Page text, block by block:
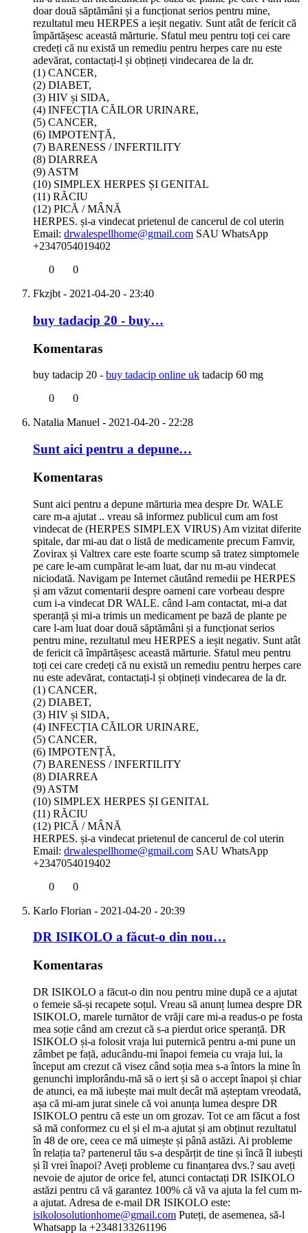
doar două săptămâni și a funcționat serios pentru mine,
rezultatul meu HERPES a ieșit negativ. Sunt atât de fericit că
împărtășesc această mărturie. Sfatul meu pentru toți cei care
credeți că nu există un remediu pentru herpes care nu este
adevărat, contactați-l și obțineți vindecarea de la dr.
(1) CANCER,
(2) DIABET,
(3) HIV și SIDA,
(4) INFECȚIA CĂILOR URINARE,
(5) CANCER,
(6) IMPOTENȚĂ,
(7) BARENESS / INFERTILITY
(8) DIARREA
(9) ASTM
(10) SIMPLEX HERPES ȘI GENITAL
(11) RĂCIU
(12) PICĂ / MÂNĂ
HERPES. și-a vindecat prietenul de cancerul de col uterin
Email: drwalespellhome@gmail.com SAU WhatsApp
+2347054019402
0
0
Fkzjbt - 2021-04-20 - 23:40
buy tadacip 20 - buy…
Komentaras
buy tadacip 20 - buy tadacip online uk tadacip 60 mg
0
0
Natalia Manuel - 2021-04-20 - 22:28
Sunt aici pentru a depune…
Komentaras
Sunt aici pentru a depune mărturia mea despre Dr. WALE
care m-a ajutat .. vreau să informez publicul cum am fost
vindecat de (HERPES SIMPLEX VIRUS) Am vizitat diferite
spitale, dar mi-au dat o listă de medicamente precum Famvir,
Zovirax și Valtrex care este foarte scump să tratez simptomele
pe care le-am cumpărat le-am luat, dar nu m-au vindecat
niciodată. Navigam pe Internet căutând remedii pe HERPES
și am văzut comentarii despre oameni care vorbeau despre
cum i-a vindecat DR WALE. când l-am contactat, mi-a dat
speranță și mi-a trimis un medicament pe bază de plante pe
care l-am luat doar două săptămâni și a funcționat serios
pentru mine, rezultatul meu HERPES a ieșit negativ. Sunt atât
de fericit că împărtășesc această mărturie. Sfatul meu pentru
toți cei care credeți că nu există un remediu pentru herpes care
nu este adevărat, contactați-l și obțineți vindecarea de la dr.
(1) CANCER,
(2) DIABET,
(3) HIV și SIDA,
(4) INFECȚIA CĂILOR URINARE,
(5) CANCER,
(6) IMPOTENȚĂ,
(7) BARENESS / INFERTILITY
(8) DIARREA
(9) ASTM
(10) SIMPLEX HERPES ȘI GENITAL
(11) RĂCIU
(12) PICĂ / MÂNĂ
HERPES. și-a vindecat prietenul de cancerul de col uterin
Email: drwalespellhome@gmail.com SAU WhatsApp
+2347054019402
0
0
Karlo Florian - 2021-04-20 - 20:39
DR ISIKOLO a făcut-o din nou…
Komentaras
DR ISIKOLO a făcut-o din nou pentru mine după ce a ajutat
o femeie să-și recapete soțul. Vreau să anunț lumea despre DR
ISIKOLO, marele turnător de vrăji care mi-a readus-o pe fosta
mea soție când am crezut că s-a pierdut orice speranță. DR
ISIKOLO și-a folosit vraja lui puternică pentru a-mi pune un
zâmbet pe față, aducându-mi înapoi femeia cu vraja lui, la
început am crezut că visez când soția mea s-a întors la mine în
genunchi implorându-mă să o iert și să o accept înapoi și chiar
de atunci, ea mă iubește mai mult decât mă așteptam vreodată,
așa că mi-am jurat sinele că voi anunța lumea despre DR
ISIKOLO pentru că este un om grozav. Tot ce am făcut a fost
să mă conformez cu el și el m-a ajutat și am obținut rezultatul
în 48 de ore, ceea ce mă uimește și până astăzi. Ai probleme
în relația ta? partenerul tău s-a despărțit de tine și încă îl iubești
și îl vrei înapoi? Aveți probleme cu finanțarea dvs.? sau aveți
nevoie de ajutor de orice fel, atunci contactați DR ISIKOLO
astăzi pentru că vă garantez 100% că vă va ajuta la fel cum m-
a ajutat. Adresa de e-mail DR ISIKOLO este:
isikolosolutionhome@gmail.com Puteți, de asemenea, să-l
Whatsapp la +2348133261196